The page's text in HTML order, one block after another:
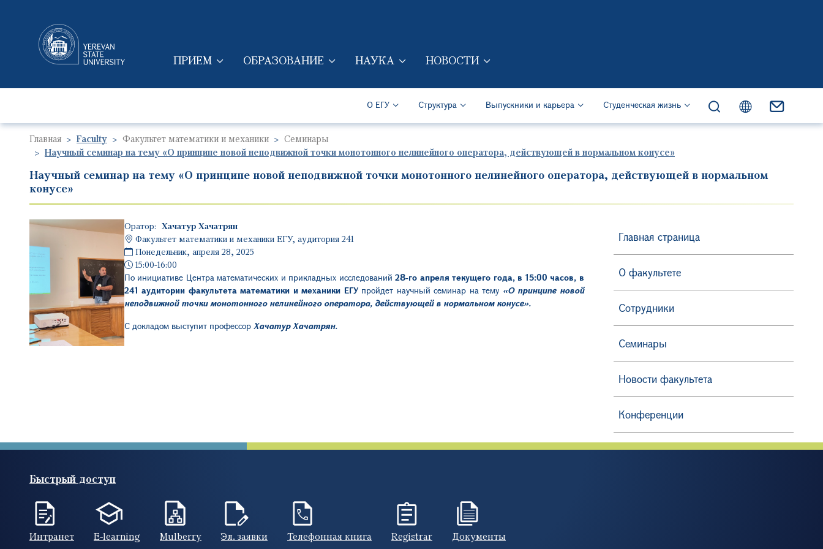
MAIN NAVIGATION (RUS)
ПРИЕМ ОБРАЗОВАНИЕ НАУКА НОВОСТИ
Secondary Navigation (Rus)
О ЕГУ Структура Выпускники и карьера Студенческая жизнь
Главная Faculty Факультет математики и механики
Семинары
Научный семинар на тему «О принципе новой неподвижной точки монотонного нелинейного оператора, действующей в нормальном конусе»
Научный семинар на тему «О принципе новой неподвижной точки монотонного нелинейного оператора, действующей в нормальном
конусе»
Оратор: Хачатур Хачатрян
Факультет математики и механики ЕГУ, аудитория 241
Понедельник, апреля 28, 2025
15:00-16:00
По инициативе Центра математических и прикладных исследований28-го апреля текущего года, в 15:00 часов, в
241 аудитории факультета математики и механики ЕГУ пройдет научный семинар на тему «О принципе новой
неподвижной точки монотонного нелинейного оператора, действующей в нормальном конусе».
С докладом выступит профессор Хачатур Хачатрян.
Главная страница
О факультете
Сотрудники
Семинары
Новости факультета
Конференции
Быстрый доступ
Интранет E-learning Mulberry Эл. заявки Телефонная книга Registrar Документы